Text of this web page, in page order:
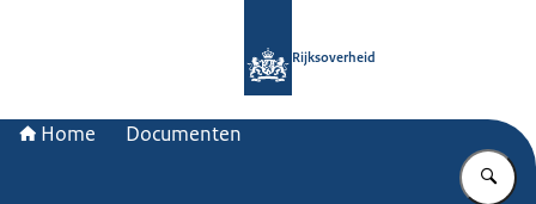
Rijksoverheid
Home Documenten